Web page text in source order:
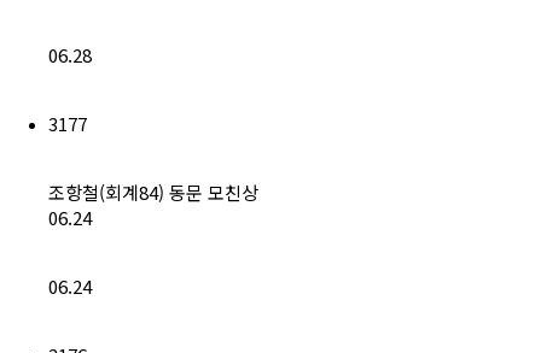
06.28
3177
조항철(회계84) 동문 모친상
06.24
06.24